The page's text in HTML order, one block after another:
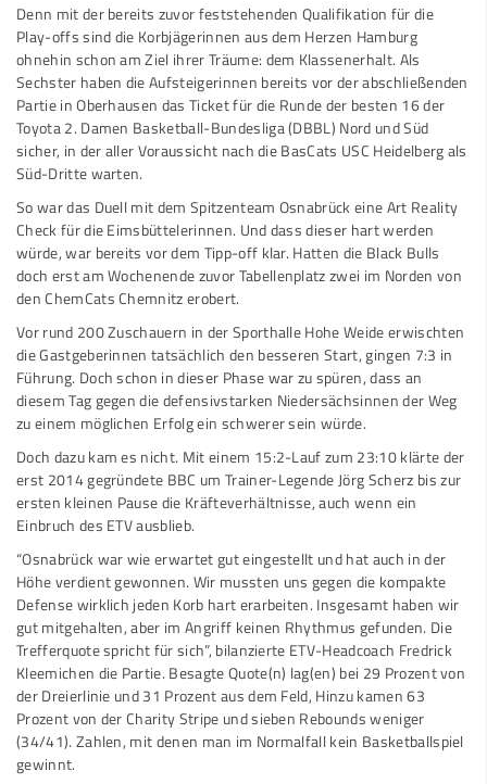
Denn mit der bereits zuvor feststehenden Qualifikation für die
Play-offs sind die Korbjägerinnen aus dem Herzen Hamburg
ohnehin schon am Ziel ihrer Träume: dem Klassenerhalt. Als
Sechster haben die Aufsteigerinnen bereits vor der abschließenden
Partie in Oberhausen das Ticket für die Runde der besten 16 der
Toyota 2. Damen Basketball-Bundesliga (DBBL) Nord und Süd
sicher, in der aller Voraussicht nach die BasCats USC Heidelberg als
Süd-Dritte warten.
So war das Duell mit dem Spitzenteam Osnabrück eine Art Reality
Check für die Eimsbüttelerinnen. Und dass dieser hart werden
würde, war bereits vor dem Tipp-off klar. Hatten die Black Bulls
doch erst am Wochenende zuvor Tabellenplatz zwei im Norden von
den ChemCats Chemnitz erobert.
Vor rund 200 Zuschauern in der Sporthalle Hohe Weide erwischten
die Gastgeberinnen tatsächlich den besseren Start, gingen 7:3 in
Führung. Doch schon in dieser Phase war zu spüren, dass an
diesem Tag gegen die defensivstarken Niedersächsinnen der Weg
zu einem möglichen Erfolg ein schwerer sein würde.
Doch dazu kam es nicht. Mit einem 15:2-Lauf zum 23:10 klärte der
erst 2014 gegründete BBC um Trainer-Legende Jörg Scherz bis zur
ersten kleinen Pause die Kräfteverhältnisse, auch wenn ein
Einbruch des ETV ausblieb.
“Osnabrück war wie erwartet gut eingestellt und hat auch in der
Höhe verdient gewonnen. Wir mussten uns gegen die kompakte
Defense wirklich jeden Korb hart erarbeiten. Insgesamt haben wir
gut mitgehalten, aber im Angriff keinen Rhythmus gefunden. Die
Trefferquote spricht für sich”, bilanzierte ETV-Headcoach Fredrick
Kleemichen die Partie. Besagte Quote(n) lag(en) bei 29 Prozent von
der Dreierlinie und 31 Prozent aus dem Feld, Hinzu kamen 63
Prozent von der Charity Stripe und sieben Rebounds weniger
(34/41). Zahlen, mit denen man im Normalfall kein Basketballspiel
gewinnt.